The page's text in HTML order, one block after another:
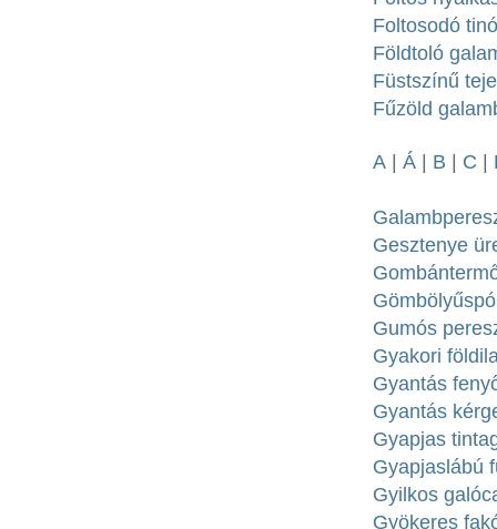
Foltosodó
Földtoló
Füstszínű
Fűzöld
A Á B C
Gesztenye
Gumós
Gyakori
Gyantás
Gyantás
Gyapjas
Gyapjaslábú
Gyilkos
Gyökeres